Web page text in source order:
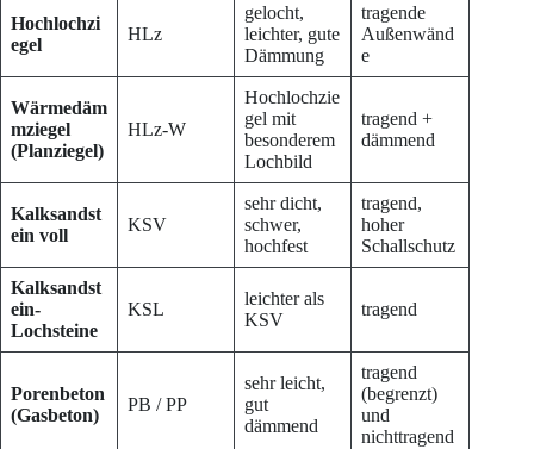
Hochlochzi
egel
HLz
gelocht,
leichter, gute
Dämmung
tragende
Außenwänd
e
Wärmedäm
mziegel
(Planziegel)
HLz-W
Hochlochzie
gel mit
besonderem
Lochbild
tragend +
dämmend
Kalksandst
ein voll
KSV
sehr dicht,
schwer,
hochfest
tragend,
hoher
Schallschutz
Kalksandst
ein-
Lochsteine
KSL
leichter als
KSV
tragend
Porenbeton
(Gasbeton)
PB / PP
sehr leicht,
gut
dämmend
tragend
(begrenzt)
und
nichttragend